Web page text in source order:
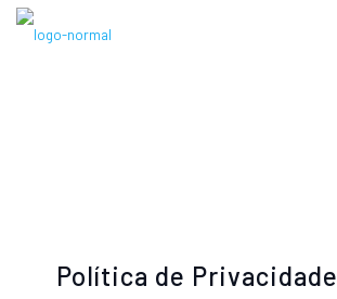
Política de Privacidade